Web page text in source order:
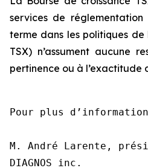
services de
terme dans les politiques de
TSX) n’assument aucune
pertinence ou à l’exactitude
Pour plus
M. André Larente,
DIAGNOS inc.